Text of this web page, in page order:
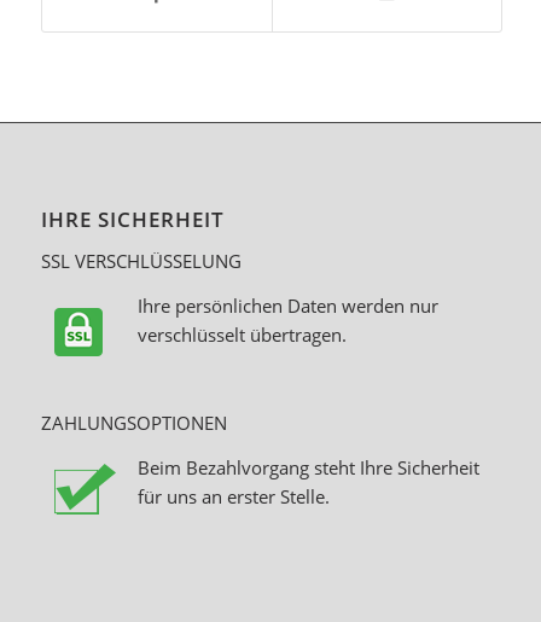
IHRE SICHERHEIT
SSL VERSCHLÜSSELUNG
Ihre persönlichen Daten werden nur
verschlüsselt übertragen.
ZAHLUNGSOPTIONEN
Beim Bezahlvorgang steht Ihre Sicherheit
für uns an erster Stelle.